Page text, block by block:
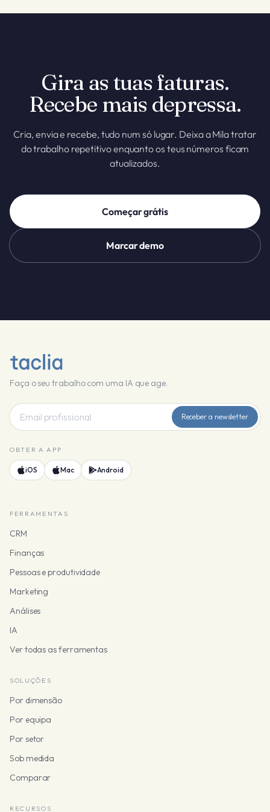
teu contabilista receba ficheiros limpos todos os trimestres
Gira as tuas faturas.
Recebe mais depressa.
Cria, envia e recebe, tudo num só lugar. Deixa a Mila tratar
do trabalho repetitivo enquanto os teus números ficam
atualizados.
Começar grátis
Marcar demo
Faça o seu trabalho com uma IA que age.
Receber a newsletter
OBTER A APP
iOS Mac Android
FERRAMENTAS
CRM
Finanças
Pessoas e produtividade
Marketing
Análises
IA
Ver todas as ferramentas
SOLUÇÕES
Por dimensão
Por equipa
Por setor
Sob medida
Comparar
RECURSOS